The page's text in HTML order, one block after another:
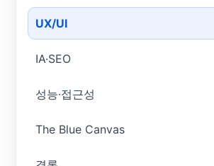
UX/UI
IA·SEO
성능·접근성
The Blue Canvas